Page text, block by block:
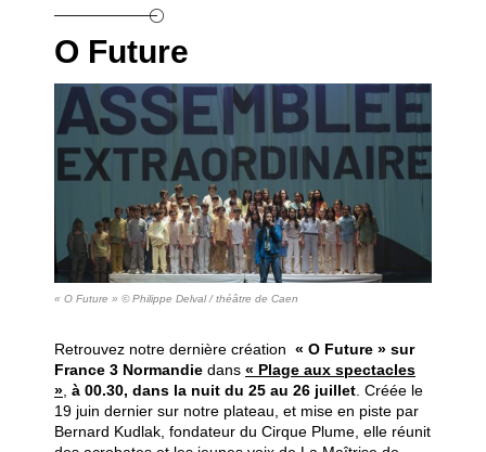
O Future
« O Future » © Philippe Delval / théâtre de Caen
Retrouvez notre dernière création « O Future » sur
France 3 Normandie dans « Plage aux spectacles
» à 00.30, dans la nuit du 25 au 26 juillet . Créée le
19 juin dernier sur notre plateau, et mise en piste par
Bernard Kudlak, fondateur du Cirque Plume, elle réunit